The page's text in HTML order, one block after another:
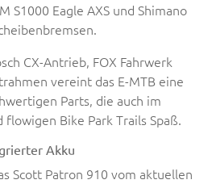
S1000 Eagle AXS und Shimano
CX-Antrieb, FOX Fahrwerk
vereint das E-MTB eine
Parts, die auch im
Bike Park Trails Spaß.
Akku
Scott Patron 910 vom aktuellen